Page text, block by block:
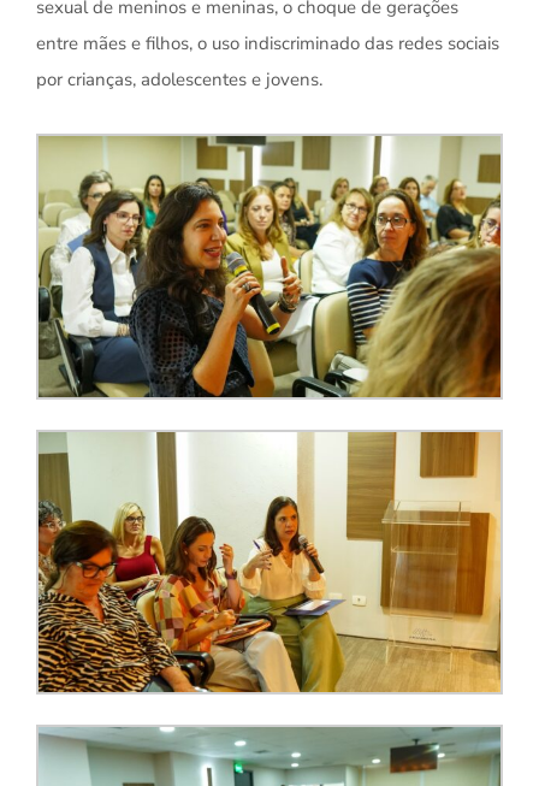
sexual de meninos e meninas, o choque de gerações
entre mães e filhos, o uso indiscriminado das redes sociais
por crianças, adolescentes e jovens.